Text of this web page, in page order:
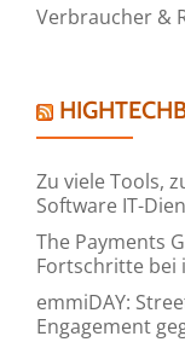
Verbraucher &
Zu viele Tools,
Software IT-
The Payments
Fortschritte bei
emmiDAY:
Engagement